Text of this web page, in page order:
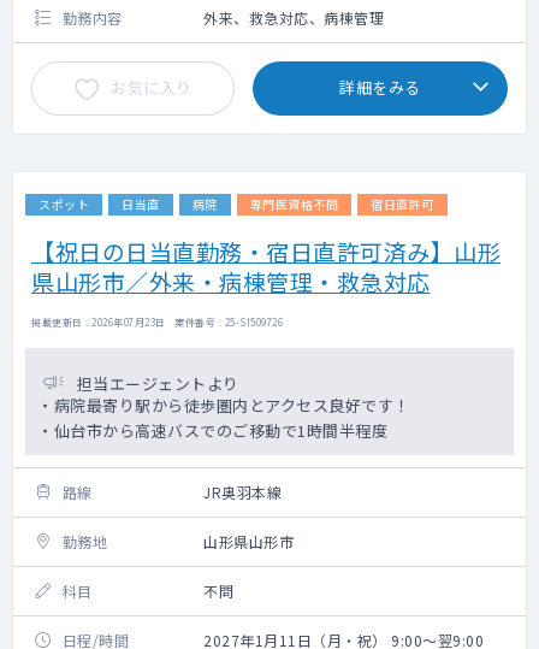
勤務内容 外来、救急対応、病棟管理
お気に入り 詳細をみる
スポット 日当直 病院 専門医資格不問 宿日直許可
【祝日の日当直勤務・宿日直許可済み】山形
県山形市／外来・病棟管理・救急対応
掲載更新日 : 2026年07月23日 案件番号 : 25-SI509726
担当エージェントより
・病院最寄り駅から徒歩圏内とアクセス良好です！
・仙台市から高速バスでのご移動で1時間半程度
路線 JR奥羽本線
勤務地 山形県山形市
科目 不問
日程/時間 2027年1月11日（月・祝） 9:00～翌9:00